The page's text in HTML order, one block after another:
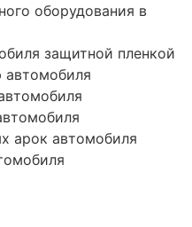
оборудования в
защитной пленкой
арок автомобиля